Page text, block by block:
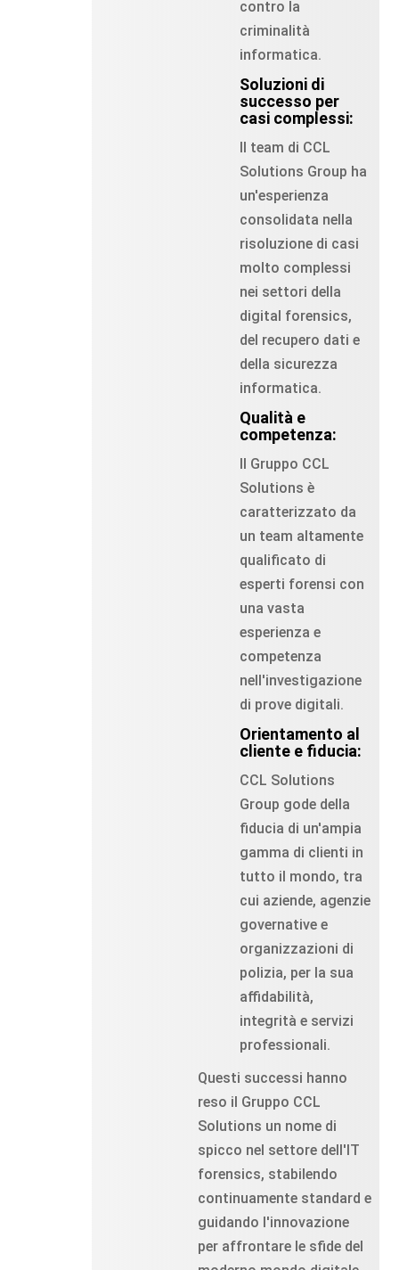
contro la
criminalità
informatica.
Soluzioni di
successo per
casi complessi:
Il team di CCL
Solutions Group ha
un'esperienza
consolidata nella
risoluzione di casi
molto complessi
nei settori della
digital forensics,
del recupero dati e
della sicurezza
informatica.
Qualità e
competenza:
Il Gruppo CCL
Solutions è
caratterizzato da
un team altamente
qualificato di
esperti forensi con
una vasta
esperienza e
competenza
nell'investigazione
di prove digitali.
Orientamento al
cliente e fiducia:
CCL Solutions
Group gode della
fiducia di un'ampia
gamma di clienti in
tutto il mondo, tra
cui aziende, agenzie
governative e
organizzazioni di
polizia, per la sua
affidabilità,
integrità e servizi
professionali.
Questi successi hanno
reso il Gruppo CCL
Solutions un nome di
spicco nel settore dell'IT
forensics, stabilendo
continuamente standard e
guidando l'innovazione
per affrontare le sfide del